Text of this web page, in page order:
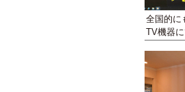
全国的に
TV機器